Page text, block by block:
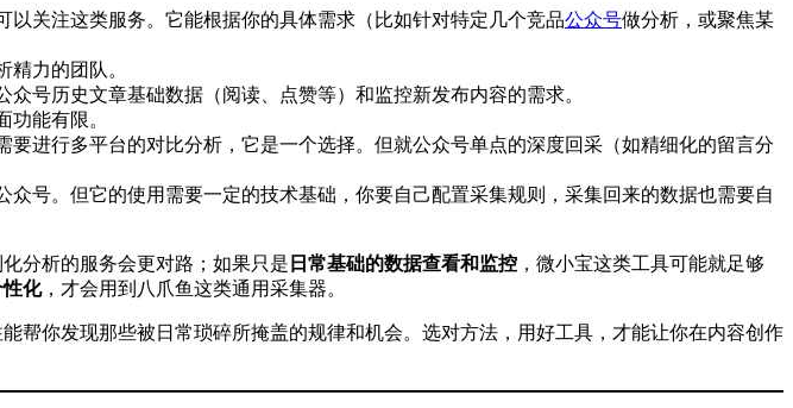
以关注这类服务。它能根据你的具体需求（比如针对特定几个竞品公众号做分析，或聚焦某
力的团队。
众号历史文章基础数据（阅读、点赞等）和监控新发布内容的需求。
能有限。
要进行多平台的对比分析，它是一个选择。但就公众号单点的深度回采（如精细化的留言分
众号。但它的使用需要一定的技术基础，你要自己配置采集规则，采集回来的数据也需要自
分析的服务会更对路；如果只是 日常基础的数据查看和监控 ，微小宝这类工具可能就足够
化，才会用到八爪鱼这类通用采集器。
帮你发现那些被日常琐碎所掩盖的规律和机会。选对方法，用好工具，才能让你在内容创作